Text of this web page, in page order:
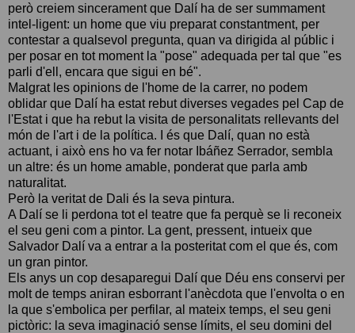
però creiem sincerament que Dalí ha de ser summament
intel-ligent: un home que viu preparat constantment, per
contestar a qualsevol pregunta, quan va dirigida al públic i
per posar en tot moment la "pose" adequada per tal que "es
parli d'ell, encara que sigui en bé".
Malgrat les opinions de l'home de la carrer, no podem
oblidar que Dalí ha estat rebut diverses vegades pel Cap de
l'Estat i que ha rebut la visita de personalitats rellevants del
món de l'art i de la política. I és que Dalí, quan no està
actuant, i això ens ho va fer notar Ibáñez Serrador, sembla
un altre: és un home amable, ponderat que parla amb
naturalitat.
Però la veritat de Dali és la seva pintura.
A Dalí se li perdona tot el teatre que fa perquè se li reconeix
el seu geni com a pintor. La gent, pressent, intueix que
Salvador Dalí va a entrar a la posteritat com el que és, com
un gran pintor.
Els anys un cop desaparegui Dalí que Déu ens conservi per
molt de temps aniran esborrant l'anècdota que l'envolta o en
la que s'embolica per perfilar, al mateix temps, el seu geni
pictòric: la seva imaginació sense límits, el seu domini del